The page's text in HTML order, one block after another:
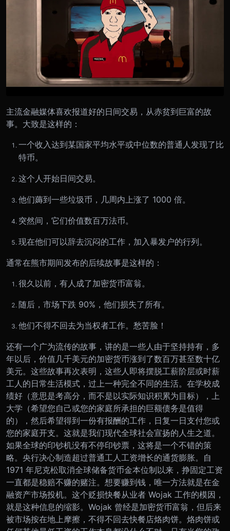
主流金融媒体喜欢报道好的日间交易，从赤贫到巨富的故
事。大致是这样的：
一个收入达到某国家平均水平或中位数的普通人发现了比
特币。
这个人开始日间交易。
他们薅到一些垃圾币，几周内上涨了 1000 倍。
突然间，它们价值数百万法币。
现在他们可以辞去沉闷的工作，加入暴发户的行列。
通常在熊市期间发布的后续故事是这样的：
很久以前，有人成了加密货币富翁。
随后，市场下跌 90%，他们损失了所有。
他们不得不回去为当权者工作。愁苦脸！
还有一个广为流传的故事，讲的是一些人由于坚持持有，多
年以后，价值几千美元的加密货币涨到了数百万甚至数十亿
美元。这些故事再次表明，这些人即将摆脱工薪阶层或时薪
工人的日常生活模式，过上一种完全不同的生活。 在学校成
绩好（意思是考高分，而不是以实际知识积累为目标），上
大学（希望您自己或您的家庭所承担的巨额债务是值得
的），然后希望得到一份有报酬的工作，日复一日支付您或
您的家庭开支。这就是我们现代全球社会宣扬的人生之道。
如果全球的印钞机没有不停印钞票，这将是一个不错的策
略。央行决心制造超过普通工人工资增长的通货膨胀。自
1971 年尼克松取消全球储备货币金本位制以来，挣固定工资
一直都是稳赔不赚的赌注。想要赚到钱，唯一方法就是在金
融资产市场投机。 这个贬损快餐从业者 Wojak 工作的模因，
就是这种信息的缩影。Wojak 曾经是加密货币富翁，但后来
被市场按在地上摩擦，不得不回去快餐店烙肉饼。 烙肉饼或